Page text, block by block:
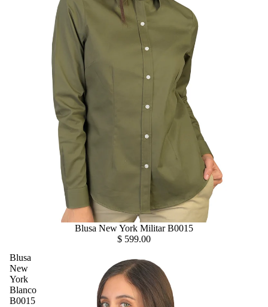
Blusa New York Militar B0015
$ 599.00
Blusa
New
York
Blanco
B0015